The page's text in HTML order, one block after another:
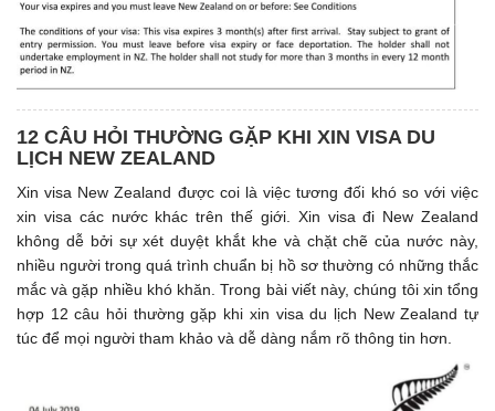
12 CÂU HỎI THƯỜNG GẶP KHI XIN VISA DU
LỊCH NEW ZEALAND
Xin visa New Zealand được coi là việc tương đối khó so với việc
xin visa các nước khác trên thế giới. Xin visa đi New Zealand
không dễ bởi sự xét duyệt khắt khe và chặt chẽ của nước này,
nhiều người trong quá trình chuẩn bị hồ sơ thường có những thắc
mắc và gặp nhiều khó khăn. Trong bài viết này, chúng tôi xin tổng
hợp 12 câu hỏi thường gặp khi xin visa du lịch New Zealand tự
túc để mọi người tham khảo và dễ dàng nắm rõ thông tin hơn.